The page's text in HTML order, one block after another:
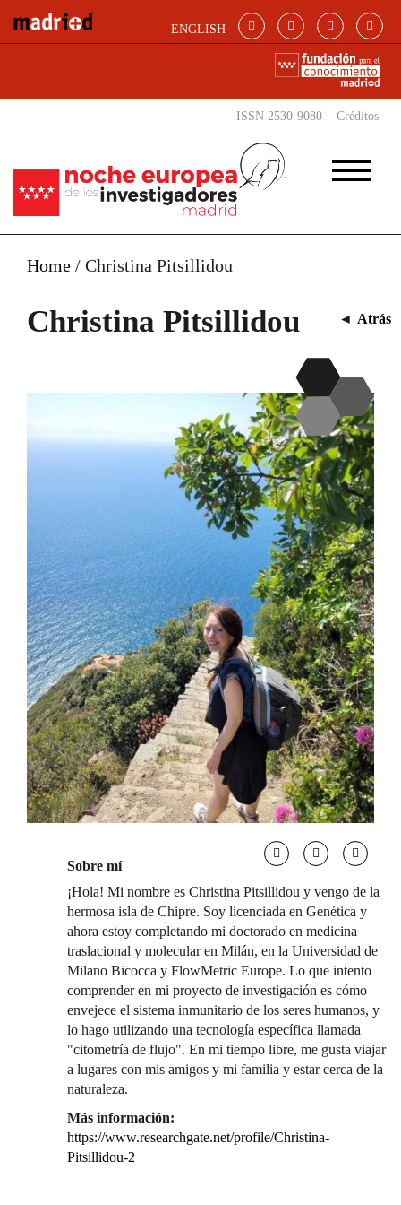
ENGLISH
ISSN 2530-9080 Créditos
Home / Christina Pitsillidou
Christina Pitsillidou ◄ Atrás
Sobre mí
¡Hola! Mi nombre es Christina Pitsillidou y vengo de la
hermosa isla de Chipre. Soy licenciada en Genética y
ahora estoy completando mi doctorado en medicina
traslacional y molecular en Milán, en la Universidad de
Milano Bicocca y FlowMetric Europe. Lo que intento
comprender en mi proyecto de investigación es cómo
envejece el sistema inmunitario de los seres humanos, y
lo hago utilizando una tecnología específica llamada
"citometría de flujo". En mi tiempo libre, me gusta viajar
a lugares con mis amigos y mi familia y estar cerca de la
naturaleza.
Más información:
https://www.researchgate.net/profile/Christina-
Pitsillidou-2